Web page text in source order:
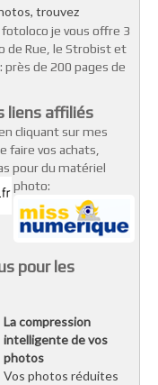
trouvez
fotoloco je vous offre 3
de Rue, le Strobist et
: près de 200 pages de
liens affiliés
cliquant sur mes
faire vos achats,
pour du matériel
photo:
pour les
La compression
intelligente de vos
photos
Vos photos réduites